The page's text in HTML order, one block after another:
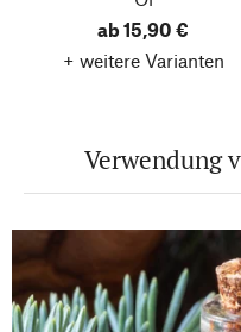
ab 15,90 €
+ weitere Varianten
Verwendung